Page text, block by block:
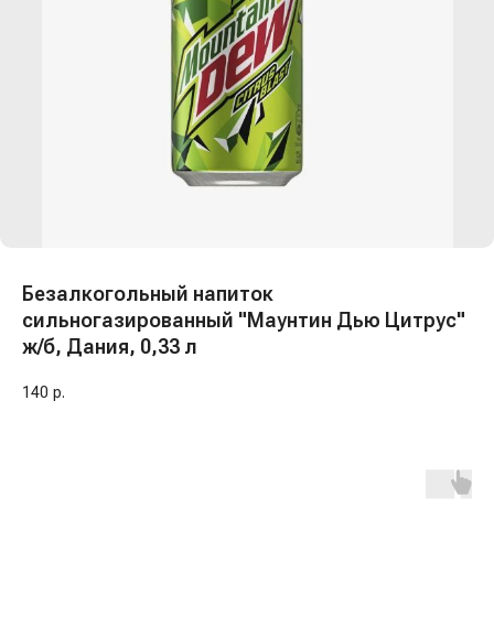
Безалкогольный напиток
сильногазированный "Маунтин Дью Цитрус"
ж/б, Дания, 0,33 л
140 р.